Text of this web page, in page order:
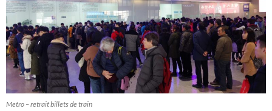
Metro – retrait billets de train